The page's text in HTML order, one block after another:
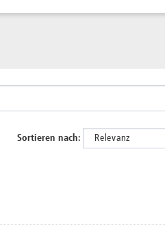
Sortieren nach